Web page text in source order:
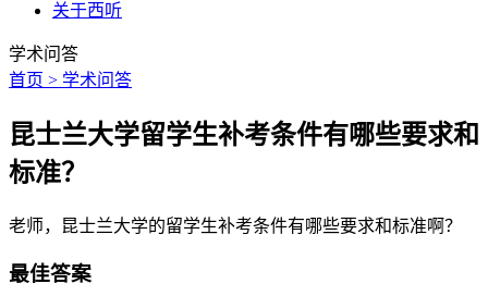
关于西听
学术问答
首页 > 学术问答
昆士兰大学留学生补考条件有哪些要求和
标准？
老师，昆士兰大学的留学生补考条件有哪些要求和标准啊？
最佳答案